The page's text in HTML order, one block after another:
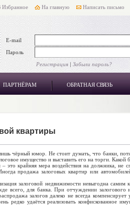
Избранное На главную Написать письмо
E-mail
Пароль
Регистрация| Забыли пароль?
ПАРТНЁРАМ ОБРАТНАЯ СВЯЗЬ
квартиры
чёрный юмор. Не стоит думать, что банки,
имущество и выставить его на торги. Какой
это крайняя мера воздействия на должника, не
продажа залоговых квартир или
залоговой недвижимости невыгодна самим
всего, для банка. При отчуждении залогового
залогов далеко не всегда компенсирует
редко удаётся реализовать конфискованное